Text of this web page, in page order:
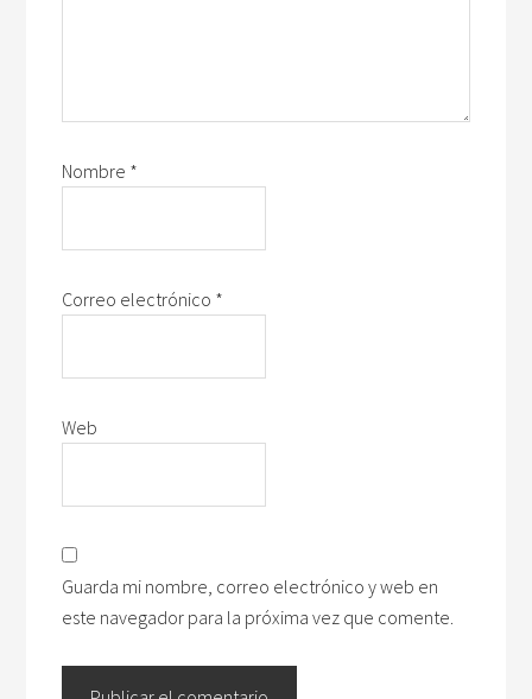
Nombre *
Correo electrónico *
Web
Guarda mi nombre, correo electrónico y web en
este navegador para la próxima vez que comente.